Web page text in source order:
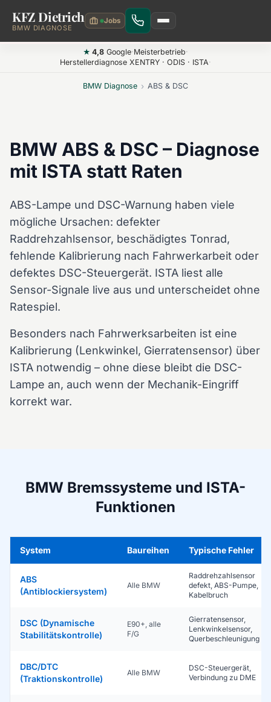
Zum Hauptinhalt springen
KFZ Dietrich
BMW DIAGNOSE
★ 4,8Google·Meisterbetrieb·
Herstellerdiagnose XENTRY · ODIS · ISTA·
BMW Diagnose › ABS & DSC
BMW ABS & DSC – Diagnose
mit ISTA statt Raten
ABS-Lampe und DSC-Warnung haben viele
mögliche Ursachen: defekter
Raddrehzahlsensor, beschädigtes Tonrad,
fehlende Kalibrierung nach Fahrwerkarbeit oder
defektes DSC-Steuergerät. ISTA liest alle
Sensor-Signale live aus und unterscheidet ohne
Ratespiel.
Besonders nach Fahrwerksarbeiten ist eine
Kalibrierung (Lenkwinkel, Gierratensensor) über
ISTA notwendig – ohne diese bleibt die DSC-
Lampe an, auch wenn der Mechanik-Eingriff
korrekt war.
BMW Bremssysteme und ISTA-
Funktionen
System Baureihen Typische Fehler
ABS
(Antiblockiersystem)
Alle BMW
Raddrehzahlsensor
defekt, ABS-Pumpe,
Kabelbruch
DSC (Dynamische
Stabilitätskontrolle)
E90+, alle
F/G
Gierratensensor,
Lenkwinkelsensor,
Querbeschleunigung
DBC/DTC
(Traktionskontrolle)
Alle BMW
DSC-Steuergerät,
Verbindung zu DME